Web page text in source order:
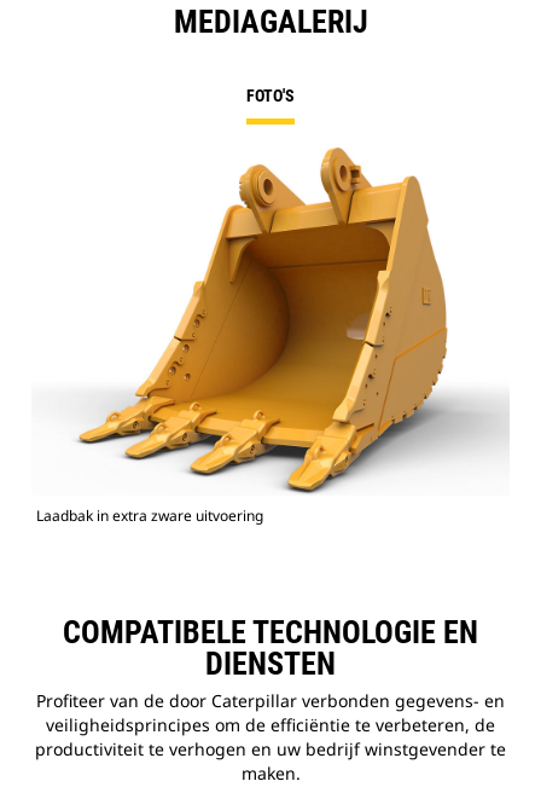
MEDIAGALERIJ
FOTO'S
Laadbak in extra zware uitvoering
COMPATIBELE TECHNOLOGIE EN
DIENSTEN
Profiteer van de door Caterpillar verbonden gegevens- en
veiligheidsprincipes om de efficiëntie te verbeteren, de
productiviteit te verhogen en uw bedrijf winstgevender te
maken.